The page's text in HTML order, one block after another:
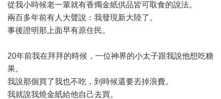
從我小時候老一輩就有香燭金紙供品皆可取食的說法。
兩百多年前有人大聲說：我發現新大陸了。
事後證明那上面早有原住民。
20年前我在拜拜的時候，一位神界的小太子跟我說他想吃糖
果。
我說那個買了我也不吃，到時候還要丟掉浪費。
我就說我燒金紙給他自己去買。